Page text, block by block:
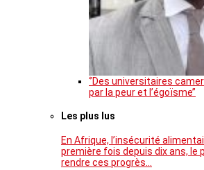
‘’Des universitaires
par la peur et l’égoïsme’’
Les plus lus
En Afrique, l’insécurité
première fois depuis dix ans, le
rendre ces progrès…